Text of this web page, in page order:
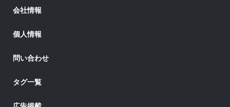
会社情報
個人情報
問い合わせ
タグ一覧